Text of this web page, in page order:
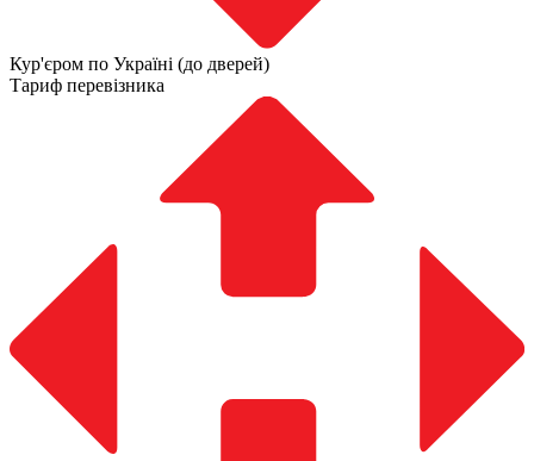
Кур'єром по Україні (до дверей)
Тариф перевізника